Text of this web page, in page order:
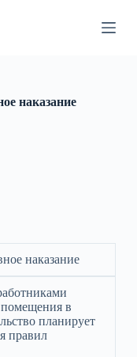
наказание
наказание
в
планирует
правил